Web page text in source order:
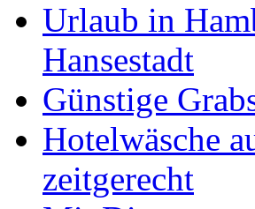
Urlaub in
Hansestadt
Günstige
Hotelwäsche
zeitgerecht